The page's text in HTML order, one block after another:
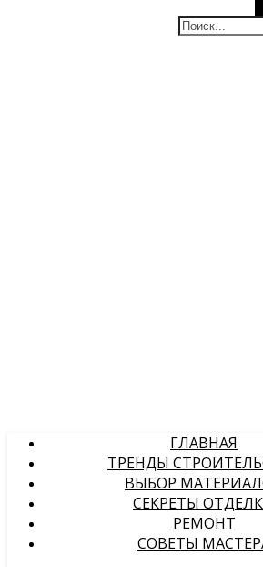
ГЛАВНАЯ
ТРЕНДЫ
ВЫБОР
СЕКРЕТЫ
РЕМОНТ
СОВЕТЫ